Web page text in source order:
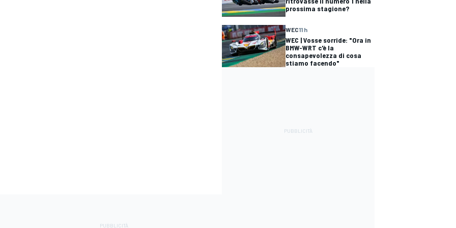
prossima stagione?
WEC11 h
WEC | Vosse sorride: "Ora in
BMW-WRT c'è la
consapevolezza di cosa
stiamo facendo"